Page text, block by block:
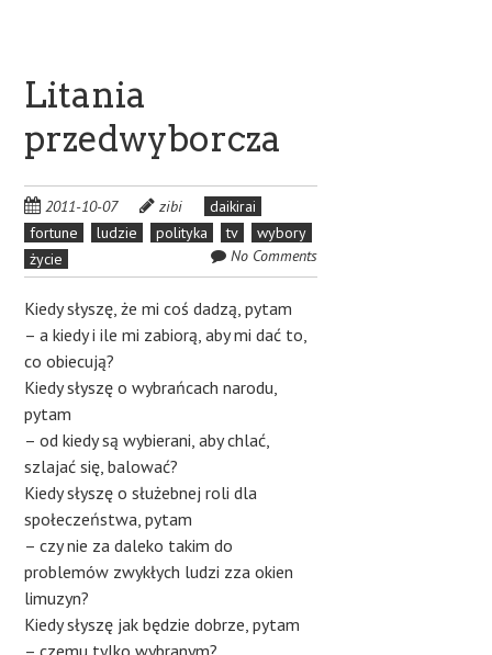
Litania
przedwyborcza
2011-10-07 zibi
daikirai
fortune
ludzie polityka tv
wybory
życie
No Comments
Kiedy słyszę, że mi coś dadzą, pytam
– a kiedy i ile mi zabiorą, aby mi dać to,
co obiecują?
Kiedy słyszę o wybrańcach narodu,
pytam
– od kiedy są wybierani, aby chlać,
szlajać się, balować?
Kiedy słyszę o służebnej roli dla
społeczeństwa, pytam
– czy nie za daleko takim do
problemów zwykłych ludzi zza okien
limuzyn?
Kiedy słyszę jak będzie dobrze, pytam
– czemu tylko wybranym?